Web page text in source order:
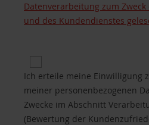
Datenverarbeitung zum
und des Kundendienstes
Ich erteile meine Einwilligung
meiner personenbezogenen
Zwecke im Abschnitt
(Bewertung der